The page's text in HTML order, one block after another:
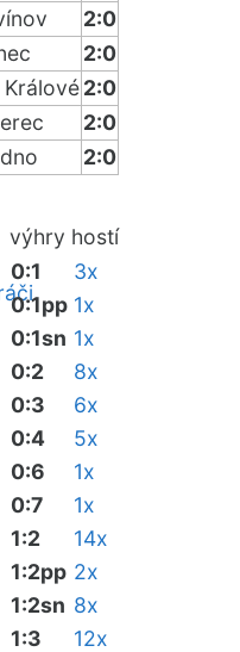
2:0
2:0
Králové2:0
2:0
2:0
výhry hostí
0:1
3x
0:1pp 1x
0:1sn 1x
0:2
8x
0:3
6x
0:4
5x
0:6
1x
0:7
1x
1:2
14x
1:2pp 2x
1:2sn 8x
1:3
12x